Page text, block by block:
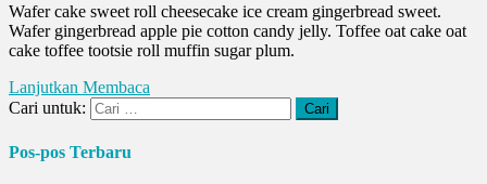
Wafer cake sweet roll cheesecake ice cream gingerbread sweet.
Wafer gingerbread apple pie cotton candy jelly. Toffee oat cake oat
cake toffee tootsie roll muffin sugar plum.
Lanjutkan Membaca
Cari untuk:
Pos-pos Terbaru